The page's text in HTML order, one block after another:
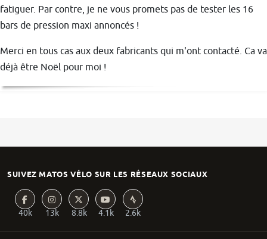
fatiguer. Par contre, je ne vous promets pas de tester les 16
bars de pression maxi annoncés !
Merci en tous cas aux deux fabricants qui m'ont contacté. Ca va
déjà être Noël pour moi !
SUIVEZ MATOS VÉLO SUR LES RÉSEAUX SOCIAUX
40k 13k 8.8k 4.1k 2.6k